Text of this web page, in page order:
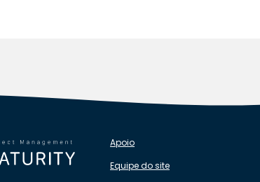
Apoio
Equipe do site